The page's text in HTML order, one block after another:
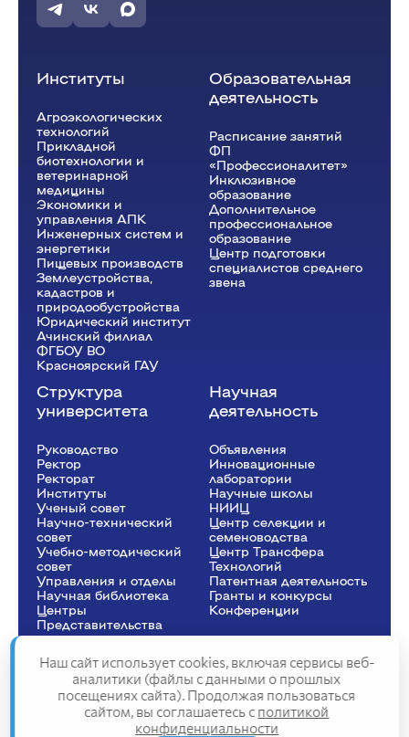
Институты
Агроэкологических
технологий
Прикладной
биотехнологии и
ветеринарной
медицины
Экономики и
управления АПК
Инженерных систем и
энергетики
Пищевых производств
Землеустройства,
кадастров и
природообустройства
Юридический институт
Ачинский филиал
ФГБОУ ВО
Красноярский ГАУ
Образовательная
деятельность
Расписание занятий
ФП
«Профессионалитет»
Инклюзивное
образование
Дополнительное
профессиональное
образование
Центр подготовки
специалистов среднего
звена
Структура
университета
Руководство
Ректор
Рeкторат
Институты
Ученый совет
Научно-технический
совет
Учебно-методический
совет
Управления и отделы
Научная библиотека
Центры
Представительства
Научная
деятельность
Объявления
Инновационные
лаборатории
Научные школы
НИИЦ
Центр селекции и
семеноводства
Центр Трансфера
Технологий
Патентная деятельность
Гранты и конкурсы
Конференции
Сведения об образовательной организации
Политика конфиденциальности
Структура сайта
Наш сайт использует cookies, включая сервисы веб-
аналитики (файлы с данными о прошлых
посещениях сайта). Продолжая пользоваться
сайтом, вы соглашаетесь с политикой
конфиденциальности